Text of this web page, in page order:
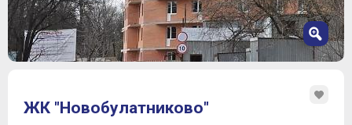
3
ЖК "Новобулатниково"